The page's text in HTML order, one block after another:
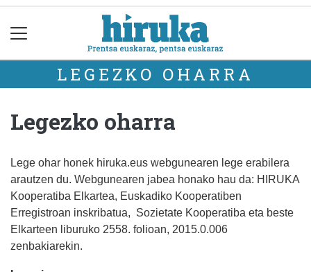
LEGEZKO OHARRA
Legezko oharra
Lege ohar honek hiruka.eus webgunearen lege erabilera
arautzen du. Webgunearen jabea honako hau da: HIRUKA
Kooperatiba Elkartea, Euskadiko Kooperatiben
Erregistroan inskribatua, Sozietate Kooperatiba eta beste
Elkarteen liburuko 2558. folioan, 2015.0.006
zenbakiarekin.